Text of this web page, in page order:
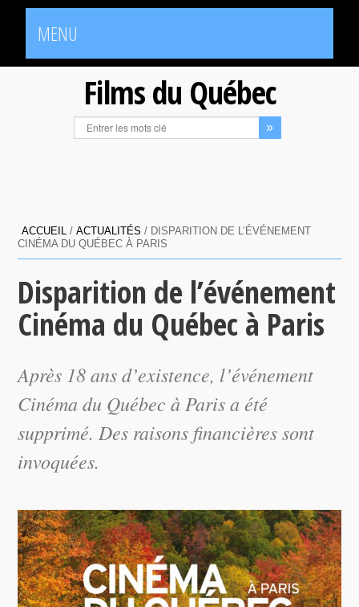
MENU
Films du Québec
ACCUEIL /ACTUALITÉS / DISPARITION DE L’ÉVÉNEMENT
CINÉMA DU QUÉBEC À PARIS
Disparition de l’événement
Cinéma du Québec à Paris
Après 18 ans d’existence, l’événement
Cinéma du Québec à Paris a été
supprimé. Des raisons financières sont
invoquées.